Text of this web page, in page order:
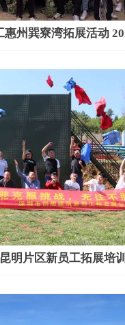
巽寮湾拓展活动 2021 New
Huizhou
片区新员工拓展培训 2019
Kunming Area